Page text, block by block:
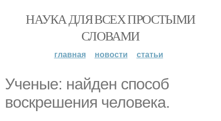
НАУКА ДЛЯ ВСЕХ ПРОСТЫМИ
СЛОВАМИ
главная новости статьи
Ученые: найден способ
воскрешения человека.